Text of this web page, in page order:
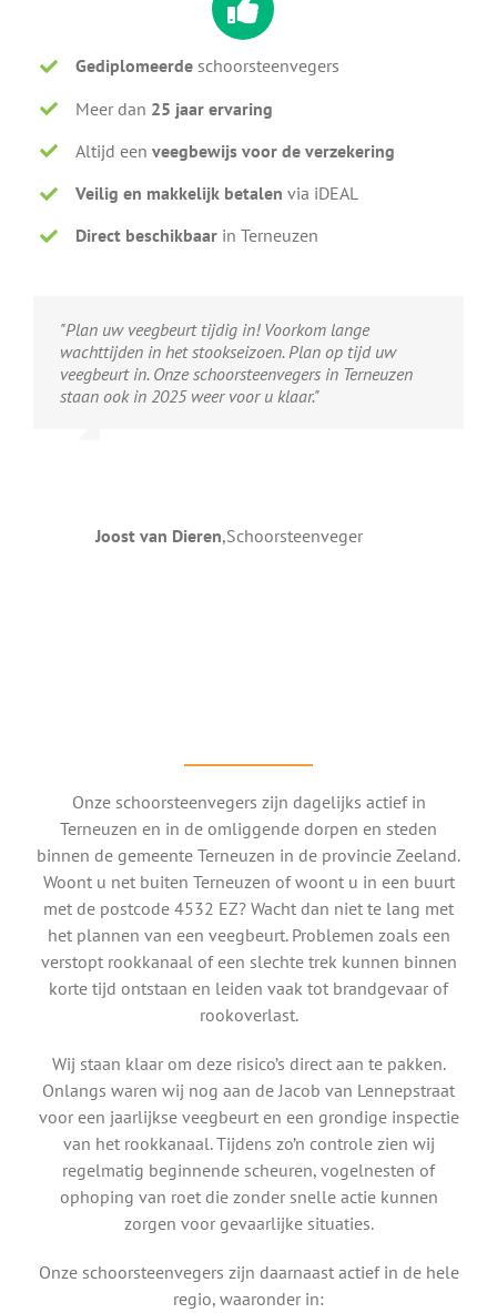
Gediplomeerde schoorsteenvegers
Meer dan 25 jaar ervaring
Altijd eenveegbewijs voor de verzekering
Veilig en makkelijk betalen via iDEAL
Direct beschikbaar in Terneuzen
"Plan uw veegbeurt tijdig in! Voorkom lange
wachttijden in het stookseizoen. Plan op tijd uw
veegbeurt in. Onze schoorsteenvegers in Terneuzen
staan ook in 2025 weer voor u klaar."
Joost van Dieren,Schoorsteenveger
Onze schoorsteenvegers zijn dagelijks actief in
Terneuzen en in de omliggende dorpen en steden
binnen de gemeente Terneuzen in de provincie Zeeland.
Woont u net buiten Terneuzen of woont u in een buurt
met de postcode 4532 EZ? Wacht dan niet te lang met
het plannen van een veegbeurt. Problemen zoals een
verstopt rookkanaal of een slechte trek kunnen binnen
korte tijd ontstaan en leiden vaak tot brandgevaar of
rookoverlast.
Wij staan klaar om deze risico’s direct aan te pakken.
Onlangs waren wij nog aan de Jacob van Lennepstraat
voor een jaarlijkse veegbeurt en een grondige inspectie
van het rookkanaal. Tijdens zo’n controle zien wij
regelmatig beginnende scheuren, vogelnesten of
ophoping van roet die zonder snelle actie kunnen
zorgen voor gevaarlijke situaties.
Onze schoorsteenvegers zijn daarnaast actief in de hele
regio, waaronder in: